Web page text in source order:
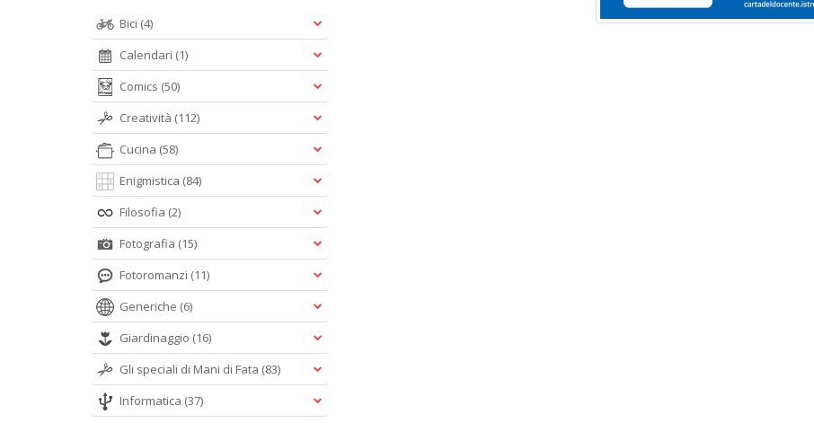
Bici (4)
Calendari (1)
Comics (50)
Creatività (112)
Cucina (58)
Enigmistica (84)
Filosofia (2)
Fotografia (15)
Fotoromanzi (11)
Generiche (6)
Giardinaggio (16)
Gli speciali di Mani di Fata (83)
Informatica (37)